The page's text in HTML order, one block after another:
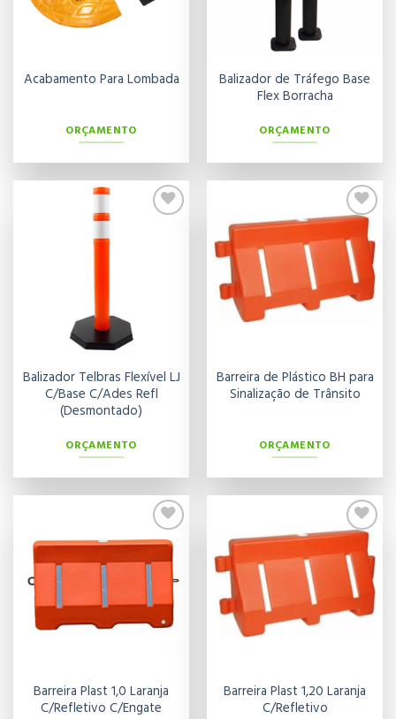
Acabamento Para Lombada
ORÇAMENTO
Balizador de Tráfego Base
Flex Borracha
ORÇAMENTO
Balizador Telbras Flexível LJ
C/Base C/Ades Refl
(Desmontado)
ORÇAMENTO
Adicionar
aos meus
desejos
Barreira de Plástico BH para
Sinalização de Trânsito
ORÇAMENTO
Adicionar
aos meus
desejos
Barreira Plast 1,0 Laranja
C/Refletivo C/Engate
Adicionar
aos meus
desejos
Barreira Plast 1,20 Laranja
C/Refletivo